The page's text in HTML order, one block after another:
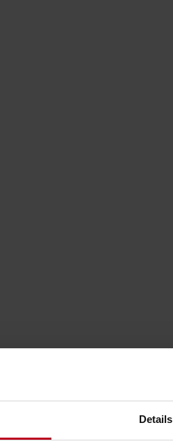
Details
teremt
folyt, gyakran
volt közlekedni, ami